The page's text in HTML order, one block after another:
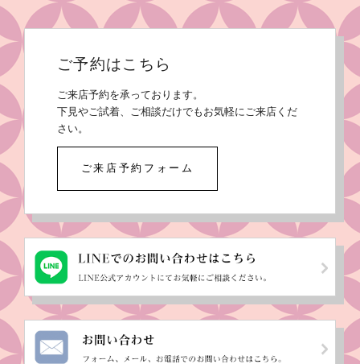
ご予約はこちら
ご来店予約を承っております。
下見やご試着、ご相談だけでもお気軽にご来店くだ
さい。
ご来店予約フォーム